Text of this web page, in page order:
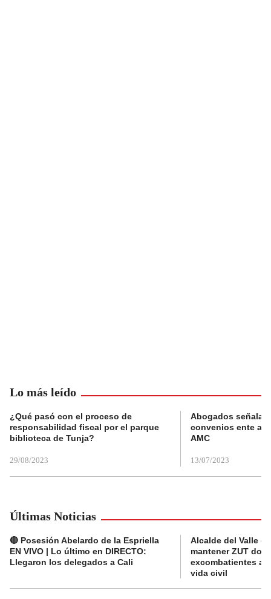
Lo más leído
¿Qué pasó con el proceso de
responsabilidad fiscal por el parque
biblioteca de Tunja?
29/08/2023
Abogados
convenios ente
AMC
13/07/2023
Últimas Noticias
🔴 Posesión Abelardo de la Espriella
EN VIVO | Lo último en DIRECTO:
Llegaron los delegados a Cali
Alcalde del Valle
mantener ZUT
excombatientes
vida civil